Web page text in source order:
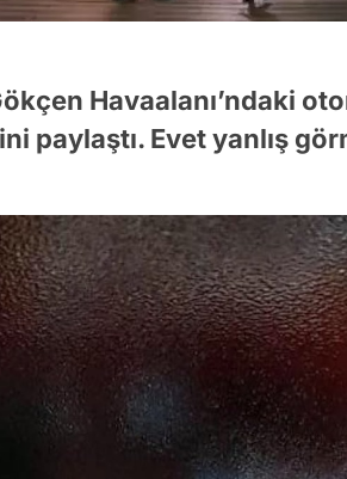
Havaalanı’ndaki
paylaştı. Evet yanlış